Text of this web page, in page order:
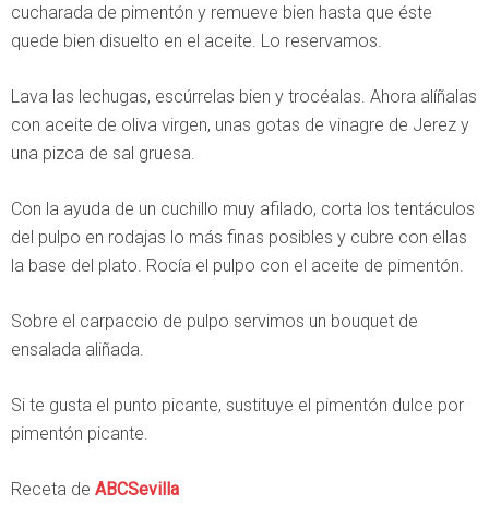
cucharada de pimentón y remueve bien hasta que éste
quede bien disuelto en el aceite. Lo reservamos.
Lava las lechugas, escúrrelas bien y trocéalas. Ahora alíñalas
con aceite de oliva virgen, unas gotas de vinagre de Jerez y
una pizca de sal gruesa.
Con la ayuda de un cuchillo muy afilado, corta los tentáculos
del pulpo en rodajas lo más finas posibles y cubre con ellas
la base del plato. Rocía el pulpo con el aceite de pimentón.
Sobre el carpaccio de pulpo servimos un bouquet de
ensalada aliñada.
Si te gusta el punto picante, sustituye el pimentón dulce por
pimentón picante.
Receta de ABCSevilla